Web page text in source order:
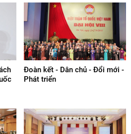
Đoàn kết - Dân chủ - Đổi mới -
Phát triển